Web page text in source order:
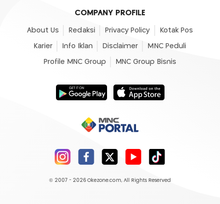
COMPANY PROFILE
About Us Redaksi Privacy Policy Kotak Pos
Karier Info Iklan Disclaimer MNC Peduli
Profile MNC Group MNC Group Bisnis
© 2007 - 2026 Okezone.com, All Rights Reserved